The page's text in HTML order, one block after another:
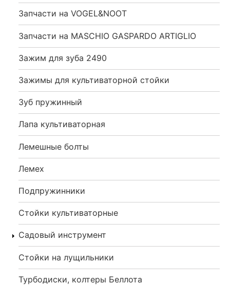
Запчасти на VOGEL&NOOT
Запчасти на MASCHIO GASPARDO ARTIGLIO
Зажим для зуба 2490
Зажимы для культиваторной стойки
Зуб пружинный
Лапа культиваторная
Лемешные болты
Лемех
Подпружинники
Стойки культиваторные
Садовый инструмент
Стойки на лущильники
Турбодиски, колтеры Беллота